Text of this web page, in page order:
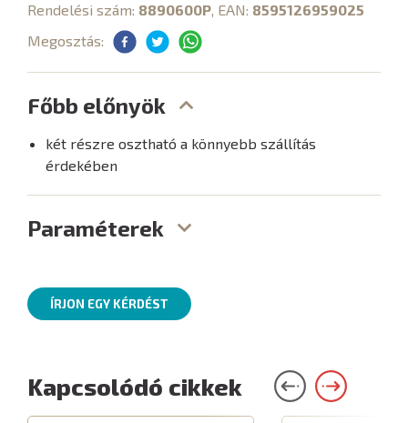
Rendelési szám: 8890600P, EAN: 8595126959025
Megosztás:
Főbb előnyök
két részre osztható a könnyebb szállítás
érdekében
Paraméterek
ÍRJON EGY KÉRDÉST
Kapcsolódó cikkek